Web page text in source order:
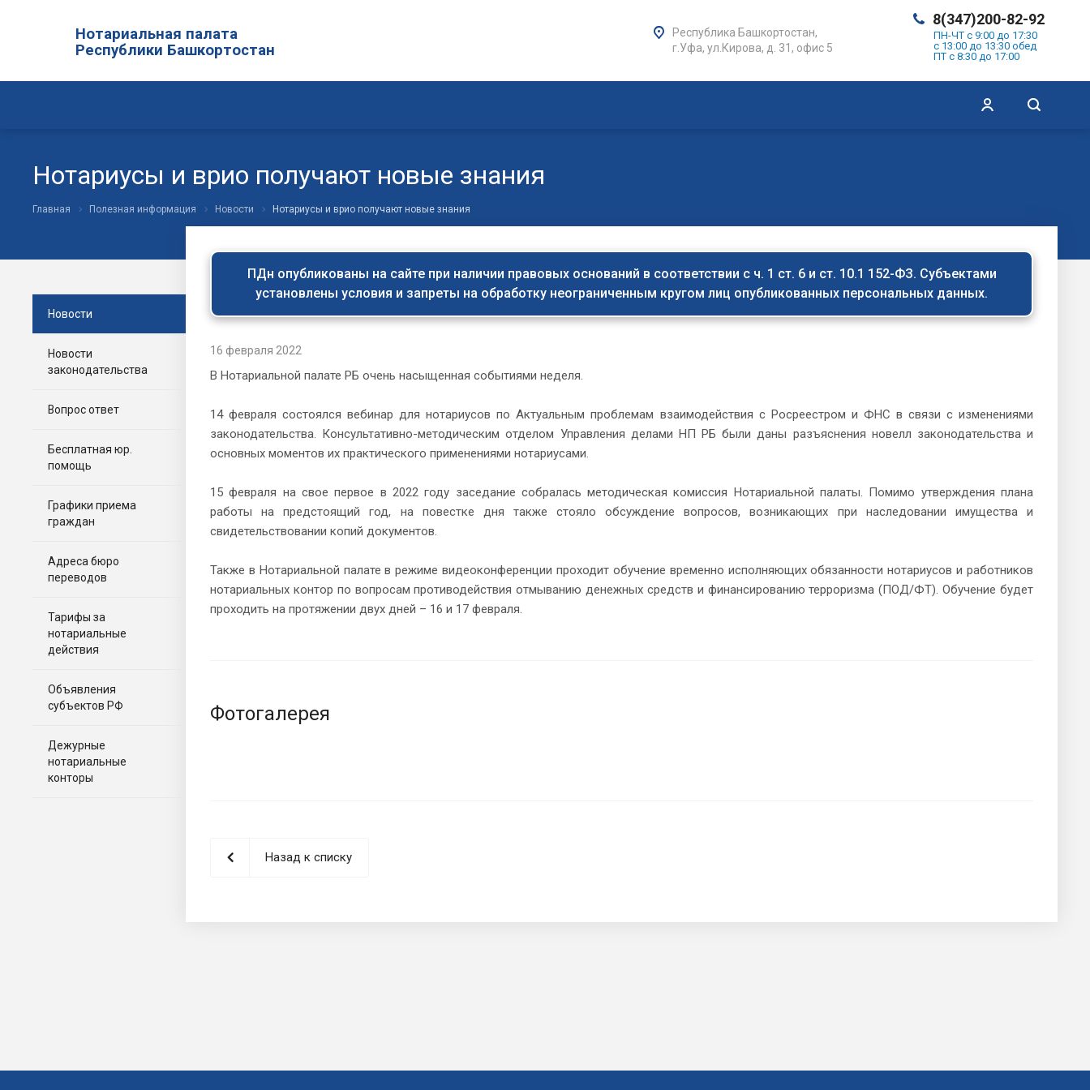
Нотариальная палата
Республики Башкортостан
8(347)200-82-92
ПН-ЧТ с 9:00 до 17:30
с 13:00 до 13:30 обед
ПТ с 8:30 до 17:00
Республика Башкортостан,
г.Уфа, ул.Кирова, д. 31, офис 5
Нотариусы и врио получают новые знания
Главная Полезная информация Новости Нотариусы и врио получают новые знания
Новости
Новости
законодательства
Вопрос ответ
Бесплатная юр.
помощь
Графики приема
граждан
Адреса бюро
переводов
Тарифы за
нотариальные
действия
Объявления
субъектов РФ
Дежурные
нотариальные
конторы
ПДн опубликованы на сайте при наличии правовых оснований в соответствии с ч. 1 ст. 6 и ст. 10.1 152-ФЗ. Субъектами
установлены условия и запреты на обработку неограниченным кругом лиц опубликованных персональных данных.
16 февраля 2022
В Нотариальной палате РБ очень насыщенная событиями неделя.
14 февраля состоялся вебинар для нотариусов по Актуальным проблемам взаимодействия с Росреестром и ФНС в связи с изменениями
законодательства. Консультативно-методическим отделом Управления делами НП РБ были даны разъяснения новелл законодательства и
основных моментов их практического применениями нотариусами.
15 февраля на свое первое в 2022 году заседание собралась методическая комиссия Нотариальной палаты. Помимо утверждения плана
работы на предстоящий год, на повестке дня также стояло обсуждение вопросов, возникающих при наследовании имущества и
свидетельствовании копий документов.
Также в Нотариальной палате в режиме видеоконференции проходит обучение временно исполняющих обязанности нотариусов и работников
нотариальных контор по вопросам противодействия отмыванию денежных средств и финансированию терроризма (ПОД/ФТ). Обучение будет
проходить на протяжении двух дней – 16 и 17 февраля.
Фотогалерея
Назад к списку